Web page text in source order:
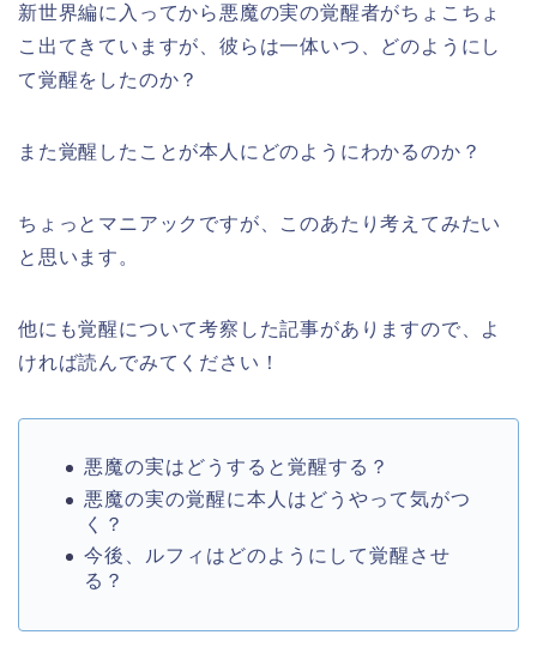
新世界編に入ってから悪魔の実の覚醒者がちょこちょ
こ出てきていますが、彼らは一体いつ、どのようにし
て覚醒をしたのか？
また覚醒したことが本人にどのようにわかるのか？
ちょっとマニアックですが、このあたり考えてみたい
と思います。
他にも覚醒について考察した記事がありますので、よ
ければ読んでみてください！
悪魔の実はどうすると覚醒する？
悪魔の実の覚醒に本人はどうやって気がつ
く？
今後、ルフィはどのようにして覚醒させ
る？